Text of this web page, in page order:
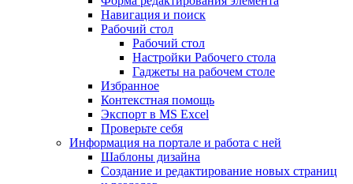
Навигация и поиск
Рабочий стол
Рабочий стол
Настройки Рабочего стола
Гаджеты на рабочем столе
Избранное
Контекстная помощь
Экспорт в MS Excel
Проверьте себя
Информация на портале и работа с ней
Шаблоны дизайна
Создание и редактирование новых страниц